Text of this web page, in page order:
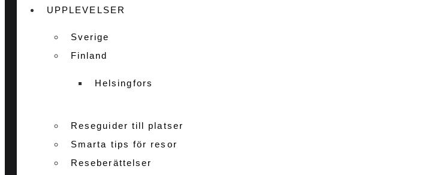
UPPLEVELSER
Sverige
Finland
Helsingfors
Reseguider till platser
Smarta tips för resor
Reseberättelser